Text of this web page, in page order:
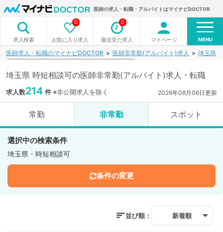
医師の求人・転職・アルバイトはマイナビDOCTOR
求人検索 お気に入り求人
0
最近見た求人
0
マイページ MENU
医師求人・転職のマイナビDOCTOR 医師非常勤(アルバイト)求人 埼玉県
埼玉県 時短相談可の医師非常勤(アルバイト)求人・転職
求人数214 件※非公開求人を除く 2026年08月06日更新
常勤 非常勤 スポット
選択中の検索条件
埼玉県・時短相談可
条件の変更
並び順： 新着順